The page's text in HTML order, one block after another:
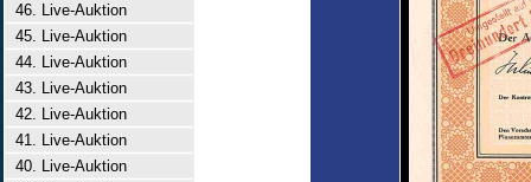
46. Live-Auktion
45. Live-Auktion
44. Live-Auktion
43. Live-Auktion
42. Live-Auktion
41. Live-Auktion
40. Live-Auktion